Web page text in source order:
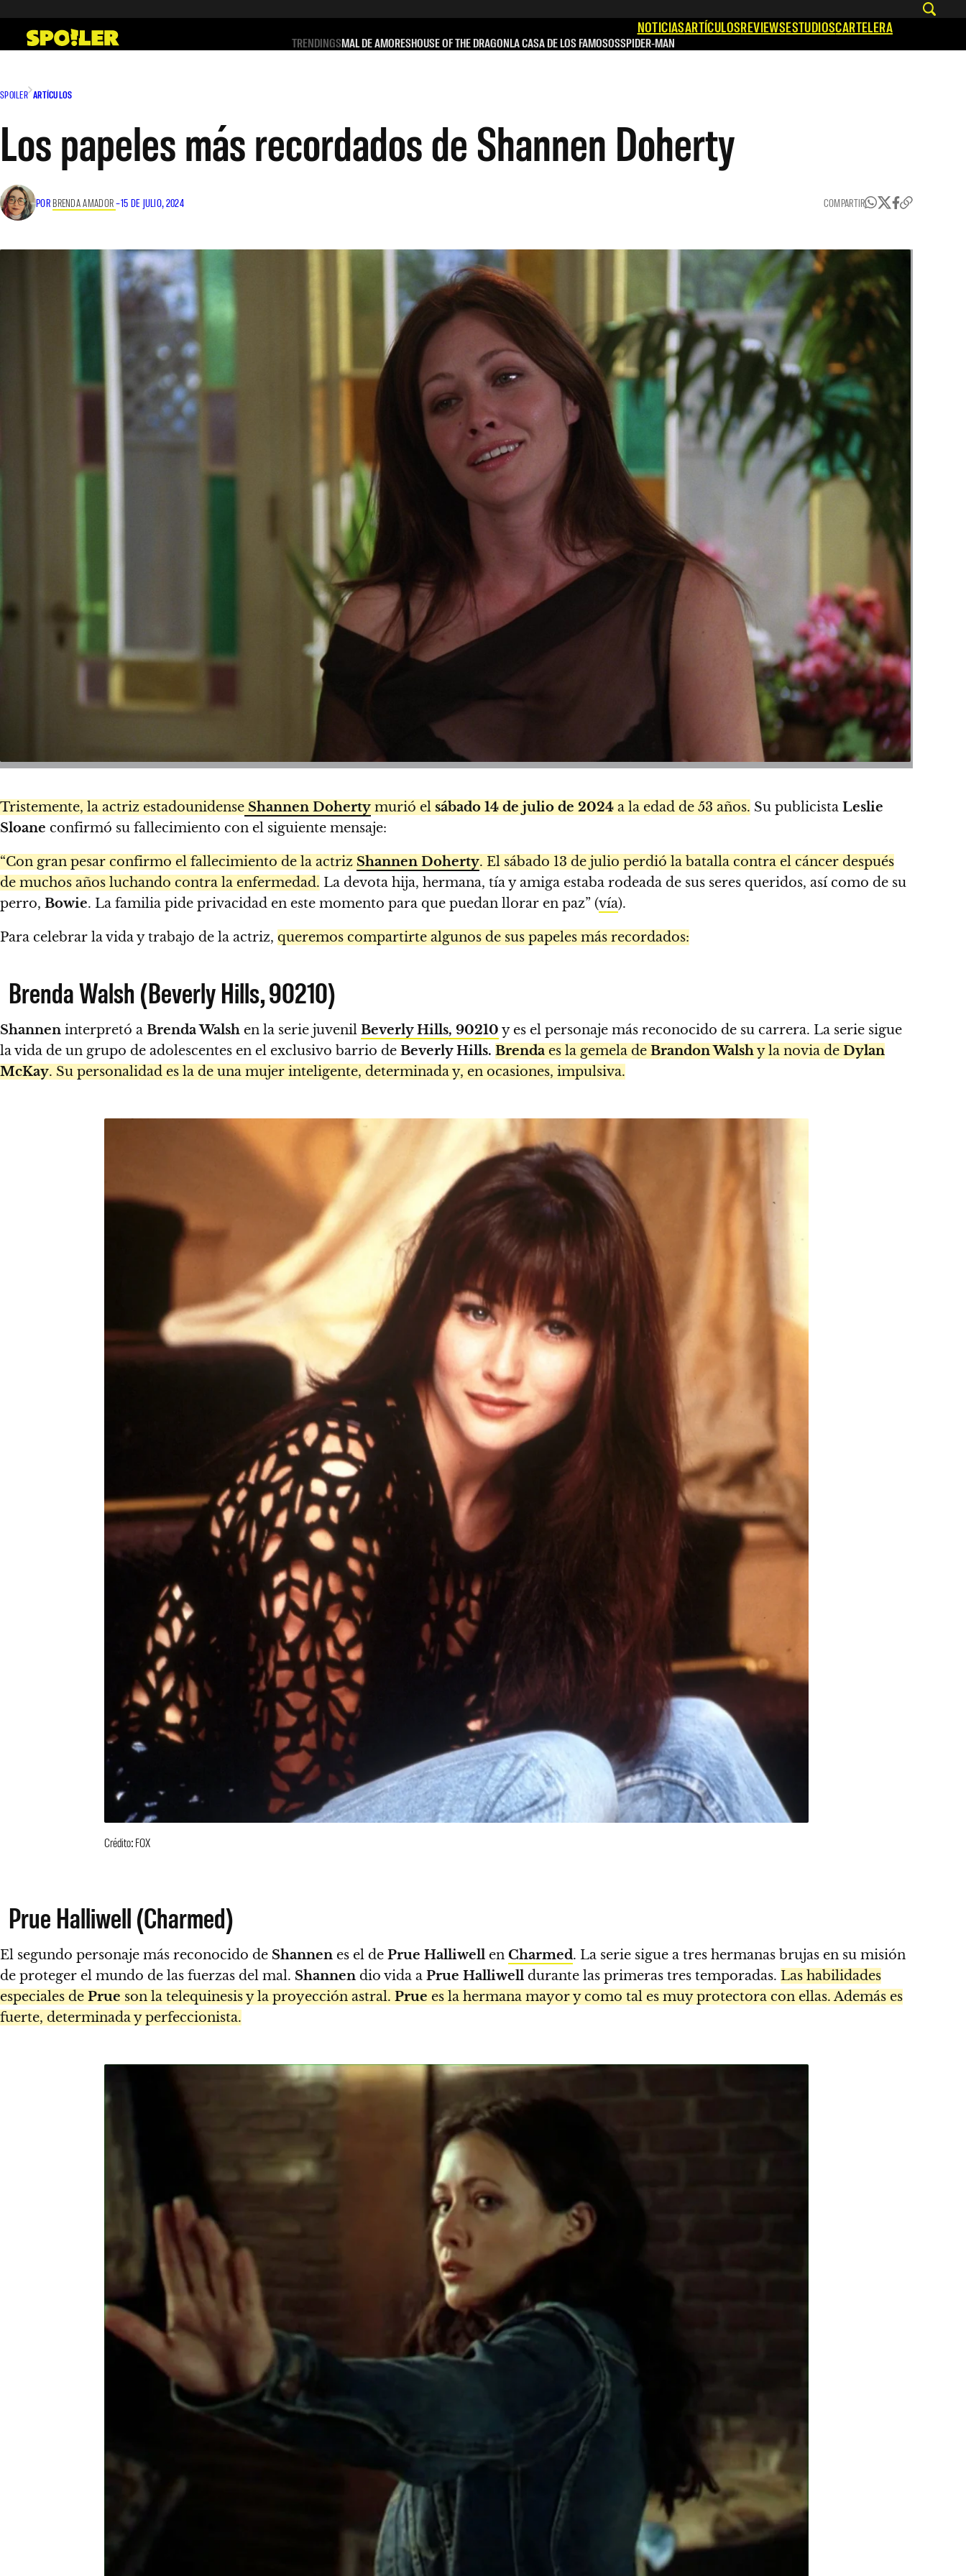
contenido
NOTICIASARTÍCULOSREVIEWSESTUDIOSCARTELERA
TRENDINGSMAL DE AMORESHOUSE OF THE DRAGONLA CASA DE LOS FAMOSOSSPIDER-MAN
SPOILER ARTÍCULOS
Los papeles más recordados de Shannen Doherty
POR BRENDA AMADOR–15 DE JULIO, 2024 COMPARTIR
Tristemente, la actriz estadounidense Shannen Doherty murió el sábado 14 de julio de 2024 a la edad de 53 años. Su publicista Leslie
Sloane confirmó su fallecimiento con el siguiente mensaje:
“Con gran pesar confirmo el fallecimiento de la actriz Shannen Doherty. El sábado 13 de julio perdió la batalla contra el cáncer después
de muchos años luchando contra la enfermedad. La devota hija, hermana, tía y amiga estaba rodeada de sus seres queridos, así como de su
perro, Bowie. La familia pide privacidad en este momento para que puedan llorar en paz” (vía).
Para celebrar la vida y trabajo de la actriz, queremos compartirte algunos de sus papeles más recordados:
Brenda Walsh (Beverly Hills, 90210)
Shannen interpretó a Brenda Walsh en la serie juvenil Beverly Hills, 90210 y es el personaje más reconocido de su carrera. La serie sigue
la vida de un grupo de adolescentes en el exclusivo barrio de Beverly Hills. Brenda es la gemela de Brandon Walshy la novia de Dylan
McKay. Su personalidad es la de una mujer inteligente, determinada y, en ocasiones, impulsiva.
Crédito: FOX
Prue Halliwell (Charmed)
El segundo personaje más reconocido de Shannen es el de Prue Halliwell en Charmed. La serie sigue a tres hermanas brujas en su misión
de proteger el mundo de las fuerzas del mal. Shannen dio vida a Prue Halliwell durante las primeras tres temporadas. Las habilidades
especiales de Prue son la telequinesis y la proyección astral. Prue es la hermana mayor y como tal es muy protectora con ellas. Además es
fuerte, determinada y perfeccionista.